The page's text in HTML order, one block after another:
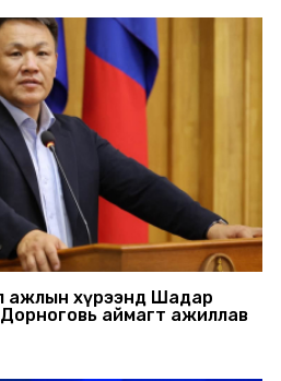
ажлын хүрээнд Шадар
аймагт ажиллав